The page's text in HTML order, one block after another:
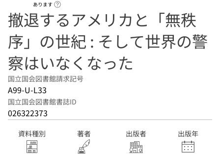
あります
撤退するアメリカと「無秩
序」の世紀 : そして世界の警
察はいなくなった
国立国会図書館請求記号
A99-U-L33
国立国会図書館書誌ID
026322373
資料種別 著者 出版者 出版年